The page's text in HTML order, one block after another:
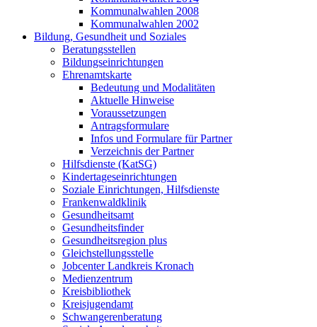
Kommunalwahlen 2008
Kommunalwahlen 2002
Bildung, Gesundheit und Soziales
Beratungsstellen
Bildungseinrichtungen
Ehrenamtskarte
Bedeutung und Modalitäten
Aktuelle Hinweise
Voraussetzungen
Antragsformulare
Infos und Formulare für Partner
Verzeichnis der Partner
Hilfsdienste (KatSG)
Kindertageseinrichtungen
Soziale Einrichtungen, Hilfsdienste
Frankenwaldklinik
Gesundheitsamt
Gesundheitsfinder
Gesundheitsregion plus
Gleichstellungsstelle
Jobcenter Landkreis Kronach
Medienzentrum
Kreisbibliothek
Kreisjugendamt
Schwangerenberatung